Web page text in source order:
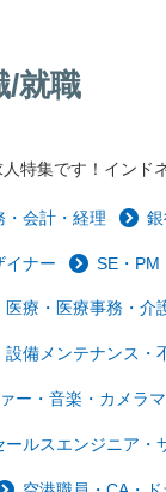
/就職
特集です！インド
・会計・経理
イナー SE・PM
医療・医療事務・介
設備メンテナンス・
ー・音楽・カメラ
ールスエンジニア・